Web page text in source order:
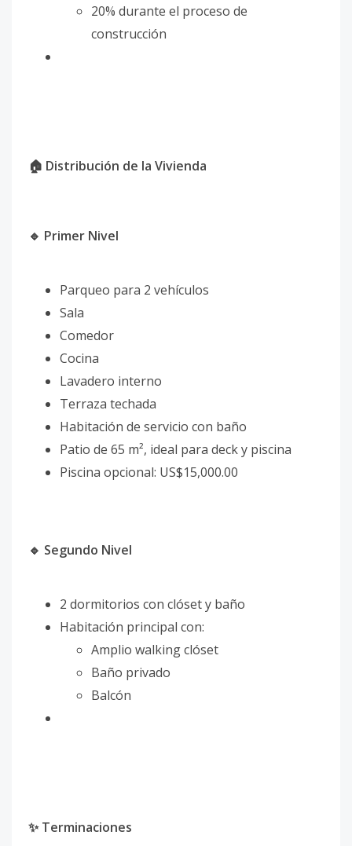
20% durante el proceso de
construcción
🏠 Distribución de la Vivienda
🔹 Primer Nivel
Parqueo para 2 vehículos
Sala
Comedor
Cocina
Lavadero interno
Terraza techada
Habitación de servicio con baño
Patio de 65 m², ideal para deck y piscina
Piscina opcional: US$15,000.00
🔹 Segundo Nivel
2 dormitorios con clóset y baño
Habitación principal con:
Amplio walking clóset
Baño privado
Balcón
✨ Terminaciones